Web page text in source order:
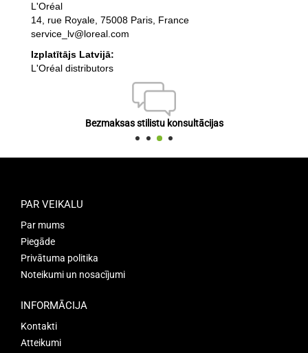
L'Oréal
14, rue Royale, 75008 Paris, France
service_lv@loreal.com
Izplatītājs Latvijā:
L'Oréal distributors
Bezmaksas stilistu konsultācijas
PAR VEIKALU
Par mums
Piegāde
Privātuma politika
Noteikumi un nosacījumi
INFORMĀCIJA
Kontakti
Atteikumi